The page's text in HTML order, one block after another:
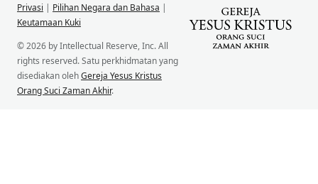
Privasi | Pilihan Negara dan Bahasa |
Keutamaan Kuki
© 2026 by Intellectual Reserve, Inc. All
rights reserved. Satu perkhidmatan yang
disediakan olehGereja Yesus Kristus
Orang Suci Zaman Akhir.